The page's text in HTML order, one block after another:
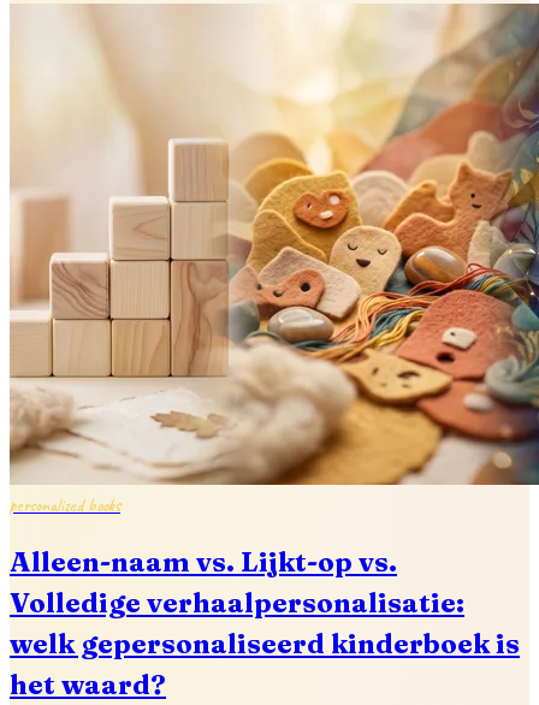
personalized books
Alleen-naam vs. Lijkt-op vs.
Volledige verhaalpersonalisatie:
welk gepersonaliseerd kinderboek is
het waard?